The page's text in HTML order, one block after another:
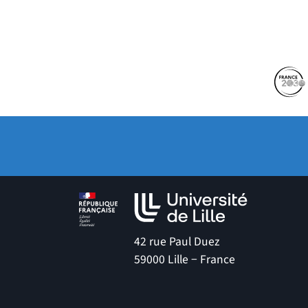
Suivez-nous sur les
42 rue Paul Duez
59000 Lille − France